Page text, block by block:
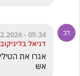
05:34 - 03.02.2026
דניאל בליניקוב
אש